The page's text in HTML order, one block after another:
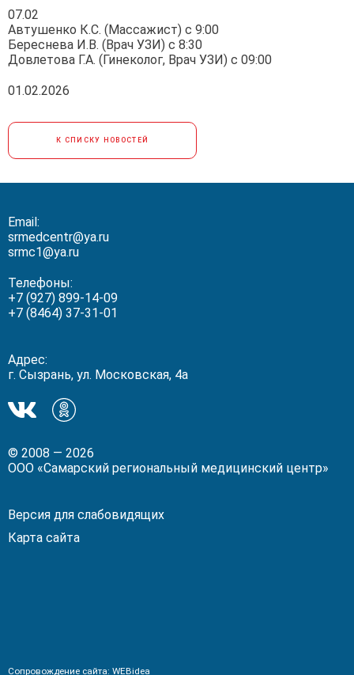
07.02
Автушенко К.С. (Массажист) с 9:00
Береснева И.В. (Врач УЗИ) с 8:30
Довлетова Г.А. (Гинеколог, Врач УЗИ) с 09:00
01.02.2026
К СПИСКУ НОВОСТЕЙ
Email:
srmedcentr@ya.ru
srmc1@ya.ru
Телефоны:
+7 (927) 899-14-09
+7 (8464) 37-31-01
Адрес:
г. Сызрань, ул. Московская, 4а
Мы
ВКонтакте!
Мы
Одноклассники!
© 2008 — 2026
ООО «Самарский региональный медицинский центр»
Версия для слабовидящих
Карта сайта
Сопровождение сайта: WEBidea